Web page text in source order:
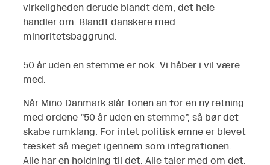
virkeligheden derude blandt dem, det hele
handler om. Blandt danskere med
minoritetsbaggrund.
50 år uden en stemme er nok. Vi håber i vil være
med.
Når Mino Danmark slår tonen an for en ny retning
med ordene ”50 år uden en stemme”, så bør det
skabe rumklang. For intet politisk emne er blevet
tæsket så meget igennem som integrationen.
Alle har en holdning til det. Alle taler med om det.